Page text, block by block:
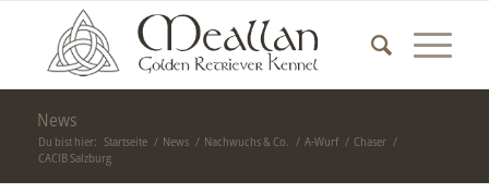
News
Du bist hier: Startseite / News / Nachwuchs & Co. / A-Wurf / Chaser /
CACIB Salzburg